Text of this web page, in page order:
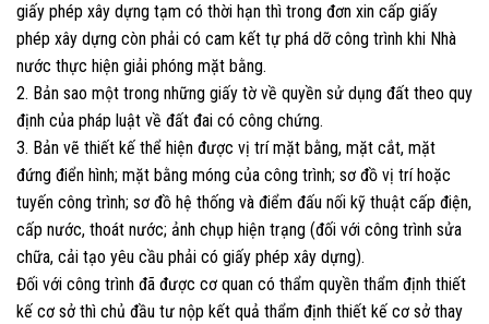
giấy phép xây dựng tạm có thời hạn thì trong đơn xin cấp giấy
phép xây dựng còn phải có cam kết tự phá dỡ công trình khi Nhà
nước thực hiện giải phóng mặt bằng.
2. Bản sao một trong những giấy tờ về quyền sử dụng đất theo quy
định của pháp luật về đất đai có công chứng.
3. Bản vẽ thiết kế thể hiện được vị trí mặt bằng, mặt cắt, mặt
đứng điển hình; mặt bằng móng của công trình; sơ đồ vị trí hoặc
tuyến công trình; sơ đồ hệ thống và điểm đấu nối kỹ thuật cấp điện,
cấp nước, thoát nước; ảnh chụp hiện trạng (đối với công trình sửa
chữa, cải tạo yêu cầu phải có giấy phép xây dựng).
Đối với công trình đã được cơ quan có thẩm quyền thẩm định thiết
kế cơ sở thì chủ đầu tư nộp kết quả thẩm định thiết kế cơ sở thay